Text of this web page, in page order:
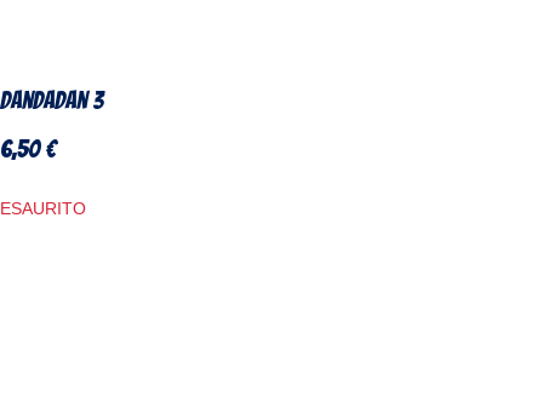
DanDaDan 3
6,50€
ESAURITO